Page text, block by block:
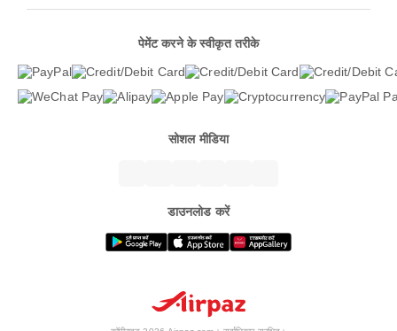
पेमेंट करने के स्वीकृत तरीके
सोशल मीडिया
डाउनलोड करें